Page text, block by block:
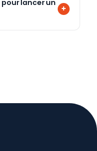
lancer un